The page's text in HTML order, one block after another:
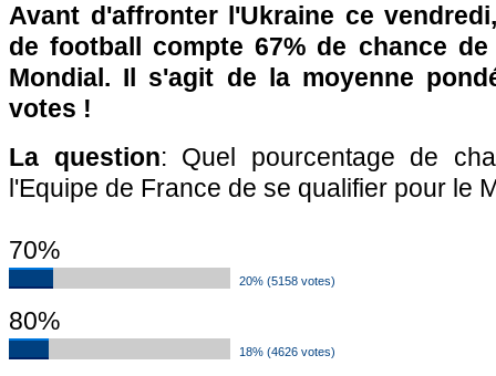
Avant d'affronter l'Ukraine ce
de football compte 67% de chance
Mondial. Il s'agit de la moyenne
votes !
La question: Quel pourcentage de
l'Equipe de France de se qualifier pour le
70%
20% (5158 votes)
80%
18% (4626 votes)